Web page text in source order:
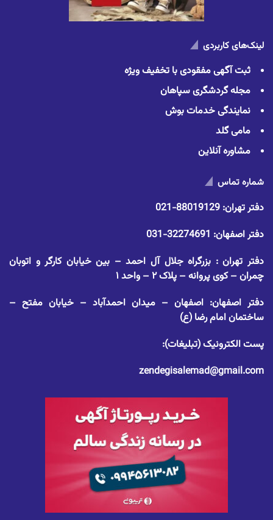
لینک‌های کاربردی
ثبت آگهی مفقودی با تخفیف ویژه
مجله گردشگری سپاهان
نمایندگی خدمات بوش
مامی گلد
مشاوره آنلاین
شماره تماس
دفتر تهران: 88019129-021
دفتر اصفهان: 32274691-031
دفتر تهران : بزرگراه جلال آل احمد – بین خیابان کارگر و اتوبان
چمران – کوی پروانه – پلاک ۲ – واحد ۱
دفتر اصفهان: اصفهان – میدان احمدآباد – خیابان مفتح –
ساختمان امام رضا (ع)
پست الکترونیک (تبلیغات):
zendegisalemad@gmail.com